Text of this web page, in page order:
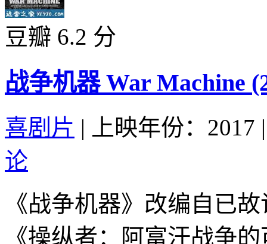
豆瓣 6.2 分
战争机器 War Machine
喜剧片 | 上映年份：2017 |
论
《战争机器》改编自已
《操纵者：阿富汗战争